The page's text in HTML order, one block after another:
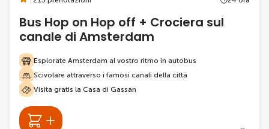
Bus Hop on Hop off + Crociera sul
canale di Amsterdam
Esplorate Amsterdam al vostro ritmo in autobus
Scivolare attraverso i famosi canali della città
Visita gratis la Casa di Gassan